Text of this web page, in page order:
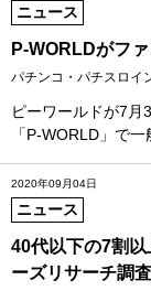
ニュース
P-WORLDがフ
パチンコ・パチスロイ
ピーワールドが7月
「P-WORLD」で
2020年09月04日
ニュース
40代以下の7割
ーズリサーチ調査